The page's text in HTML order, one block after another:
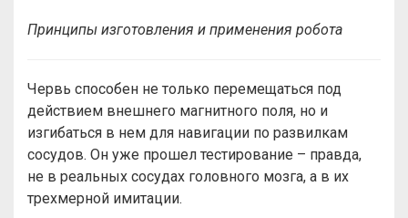
Принципы изготовления и применения робота
Червь способен не только перемещаться под
действием внешнего магнитного поля, но и
изгибаться в нем для навигации по развилкам
сосудов. Он уже прошел тестирование – правда,
не в реальных сосудах головного мозга, а в их
трехмерной имитации.